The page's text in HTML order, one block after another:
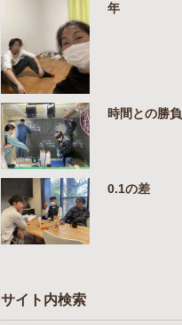
年
時間との勝負
0.1の差
サイト内検索